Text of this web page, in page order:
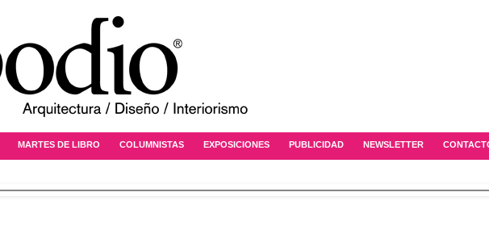
MARTES DE LIBRO COLUMNISTAS EXPOSICIONES PUBLICIDAD NEWSLETTER